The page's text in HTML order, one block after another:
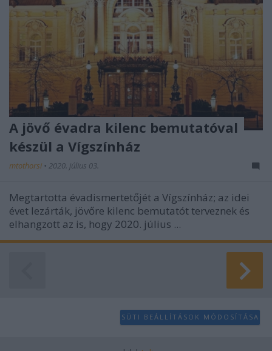
A jövő évadra kilenc bemutatóval
készül a Vígszínház
mtothorsi • 2020. július 03.
Megtartotta évadismertetőjét a Vígszínház; az idei
évet lezárták, jövőre kilenc bemutatót terveznek és
elhangzott az is, hogy 2020. július ...
SÜTI BEÁLLÍTÁSOK MÓDOSÍTÁSA